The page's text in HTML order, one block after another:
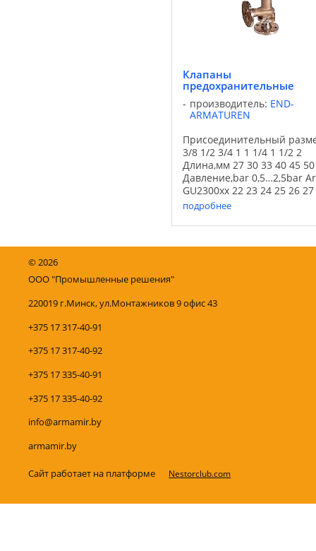
Клапаны
предохранительные
производитель: END-
ARMATUREN
Присоединительный
3/8 1/2 3/4 1 1 1/4 1 1/2 2
Длина,мм 27 30 33 40 45
Давление,bar 0,5…2,5bar
GU2300xx 22 23 24 25 26
Давление,bar 2,0…8,0bar
GU2301xx 22 23 24 25 26
Давление,bar 2,0…12bar
подробнее
©2026
ООО "Промышленные решения"
220019 г.Минск, ул.Монтажников 9 офис 43
+375 17 317-40-91
+375 17 317-40-92
+375 17 335-40-91
+375 17 335-40-92
info@armamir.by
armamir.by
Сайт работает на платформе Nestorclub.com